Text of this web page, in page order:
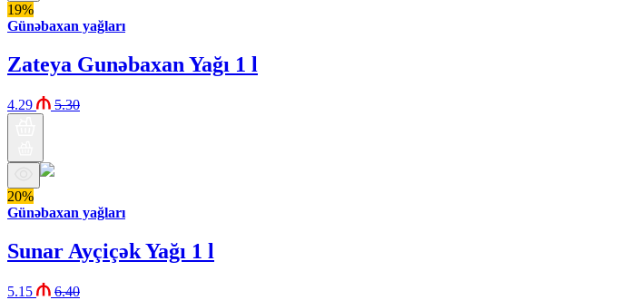
19%
Günəbaxan yağları
Zateya Gunəbaxan Yağı 1 l
4.29 5.30
20%
Günəbaxan yağları
Sunar Ayçiçək Yağı 1 l
5.15 6.40